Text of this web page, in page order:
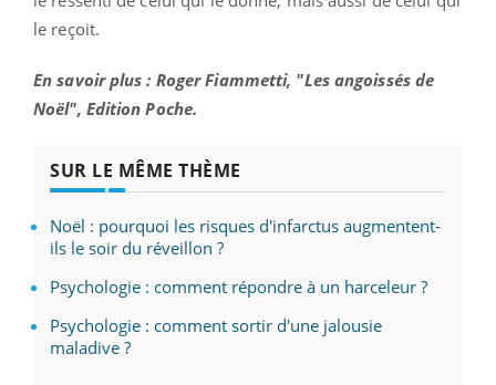
le reçoit.
En savoir plus : Roger Fiammetti, "Les angoissés de
Noël", Edition Poche.
SUR LE MÊME THÈME
Noël : pourquoi les risques d'infarctus augmentent-
ils le soir du réveillon ?
Psychologie : comment répondre à un harceleur ?
Psychologie : comment sortir d'une jalousie
maladive ?